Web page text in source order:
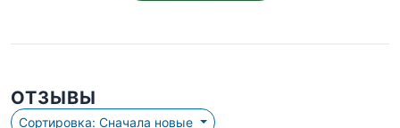
ОТЗЫВЫ
Сортировка: Сначала новые